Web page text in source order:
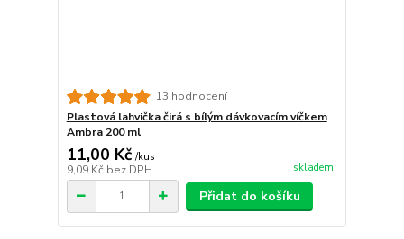
13 hodnocení
Plastová lahvička čirá s bílým dávkovacím víčkem
Ambra 200 ml
11,00 Kč /kus
9,09 Kč bez DPH skladem
Přidat do košíku